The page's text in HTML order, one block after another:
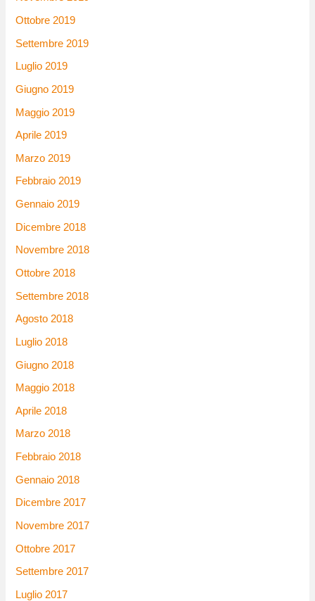
Ottobre 2019
Settembre 2019
Luglio 2019
Giugno 2019
Maggio 2019
Aprile 2019
Marzo 2019
Febbraio 2019
Gennaio 2019
Dicembre 2018
Novembre 2018
Ottobre 2018
Settembre 2018
Agosto 2018
Luglio 2018
Giugno 2018
Maggio 2018
Aprile 2018
Marzo 2018
Febbraio 2018
Gennaio 2018
Dicembre 2017
Novembre 2017
Ottobre 2017
Settembre 2017
Luglio 2017